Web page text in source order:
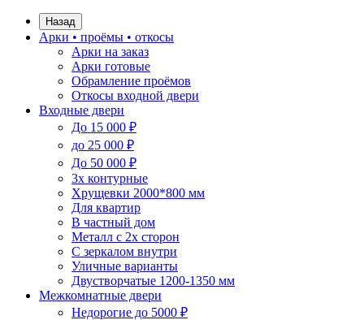
Назад
Арки • проёмы • откосы
Арки на заказ
Арки готовые
Обрамление проёмов
Откосы входной двери
Входные двери
До 15 000 ₽
до 25 000 ₽
До 50 000 ₽
3х контурные
Хрущевки 2000*800 мм
Для квартир
В частный дом
Металл с 2х сторон
С зеркалом внутри
Уличные варианты
Двустворчатые 1200-1350 мм
Межкомнатные двери
Недорогие до 5000 ₽